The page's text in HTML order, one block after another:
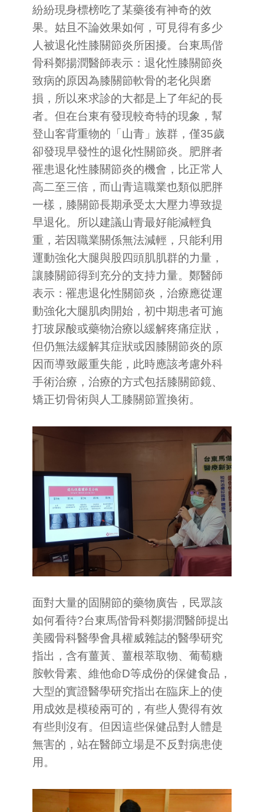
紛紛現身標榜吃了某藥後有神奇的效
果。姑且不論效果如何，可見得有多少
人被退化性膝關節炎所困擾。台東馬偕
骨科鄭揚潤醫師表示：退化性膝關節炎
致病的原因為膝關節軟骨的老化與磨
損，所以來求診的大都是上了年紀的長
者。但在台東有發現較奇特的現象，幫
登山客背重物的「山青」族群，僅35歲
卻發現早發性的退化性關節炎。肥胖者
罹患退化性膝關節炎的機會，比正常人
高二至三倍，而山青這職業也類似肥胖
一樣，膝關節長期承受太大壓力導致提
早退化。所以建議山青最好能減輕負
重，若因職業關係無法減輕，只能利用
運動強化大腿與股四頭肌肌群的力量，
讓膝關節得到充分的支持力量。鄭醫師
表示：罹患退化性關節炎，治療應從運
動強化大腿肌肉開始，初中期患者可施
打玻尿酸或藥物治療以緩解疼痛症狀，
但仍無法緩解其症狀或因膝關節炎的原
因而導致嚴重失能，此時應該考慮外科
手術治療，治療的方式包括膝關節鏡、
矯正切骨術與人工膝關節置換術。
面對大量的固關節的藥物廣告，民眾該
如何看待?台東馬偕骨科鄭揚潤醫師提出
美國骨科醫學會具權威雜誌的醫學研究
指出，含有薑黃、薑根萃取物、葡萄糖
胺軟骨素、維他命D等成份的保健食品，
大型的實證醫學研究指出在臨床上的使
用成效是模稜兩可的，有些人覺得有效
有些則沒有。但因這些保健品對人體是
無害的，站在醫師立場是不反對病患使
用。